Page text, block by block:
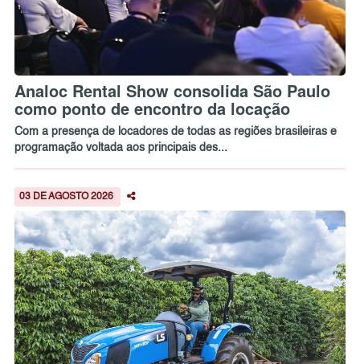
Analoc Rental Show consolida São Paulo
como ponto de encontro da locação
Com a presença de locadores de todas as regiões brasileiras e
programação voltada aos principais des...
03 DE AGOSTO 2026